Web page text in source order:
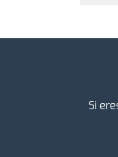
Si